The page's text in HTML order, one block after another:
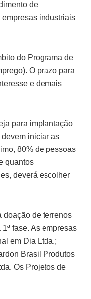
de
empresas industriais
do Programa de
O prazo para
e demais
para implantação
iniciar as
80% de pessoas
quantos
deverá escolher
doação de terrenos
fase. As empresas
em Dia Ltda.;
Brasil Produtos
Os Projetos de